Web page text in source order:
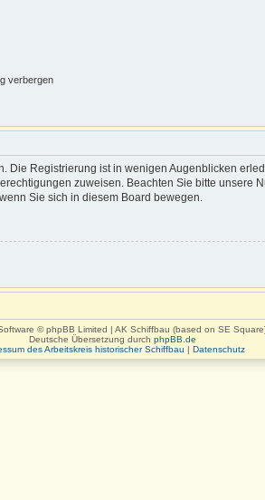
verbergen
Registrierung ist in wenigen Augenblicken
zuweisen. Beachten Sie bitte unsere
Sie sich in diesem Board bewegen.
© phpBB Limited | AK Schiffbau (based on SE
Deutsche Übersetzung durch phpBB.de
des Arbeitskreis historischer Schiffbau | Datenschutz